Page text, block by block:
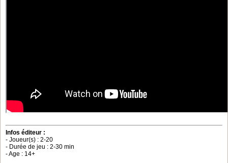
Infos éditeur :
- Joueur(s) : 2-20
- Durée de jeu : 2-30 min
- Age : 14+